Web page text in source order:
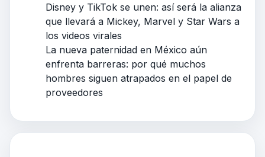
Disney y TikTok se unen: así será la alianza
que llevará a Mickey, Marvel y Star Wars a
los videos virales
La nueva paternidad en México aún
enfrenta barreras: por qué muchos
hombres siguen atrapados en el papel de
proveedores